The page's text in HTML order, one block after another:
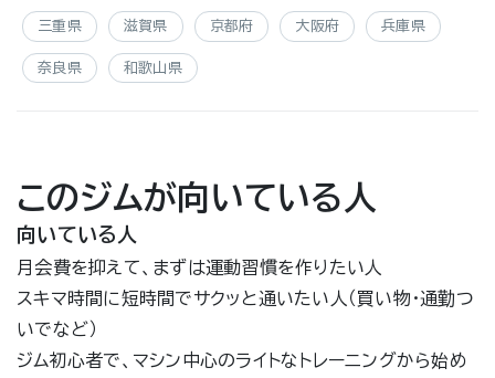
三重県 滋賀県 京都府 大阪府 兵庫県
奈良県 和歌山県
このジムが向いている人
向いている人
月会費を抑えて、まずは運動習慣を作りたい人
スキマ時間に短時間でサクッと通いたい人（買い物・通勤つ
いでなど）
ジム初心者で、マシン中心のライトなトレーニングから始め